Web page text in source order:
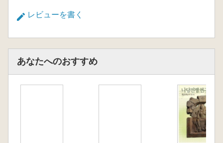
レビューを書く
あなたへのおすすめ